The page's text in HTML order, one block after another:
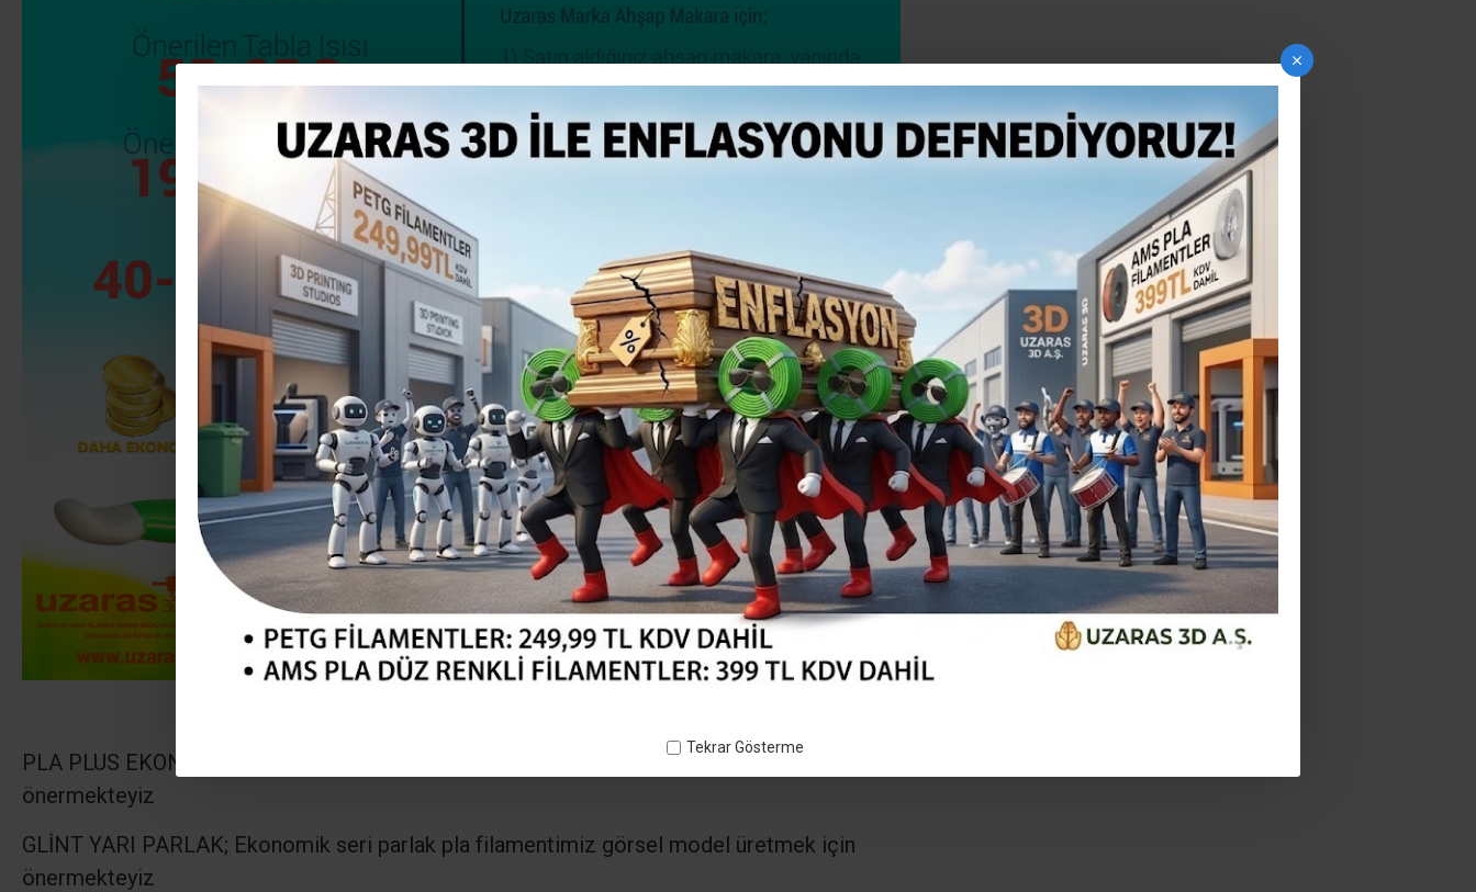
Tekrar Gösterme
PLA PLUS EKONOMİK ;
Ekonomik seri mat pla filamentimiz görsel model üretmek için
önermekteyiz
GLİNT YARI PARLAK; Ekonomik seri parlak pla filamentimiz görsel model üretmek için
önermekteyiz